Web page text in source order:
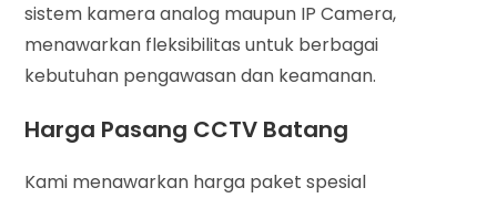
sistem kamera analog maupun IP Camera,
menawarkan fleksibilitas untuk berbagai
kebutuhan pengawasan dan keamanan.
Harga Pasang CCTV Batang
Kami menawarkan harga paket spesial